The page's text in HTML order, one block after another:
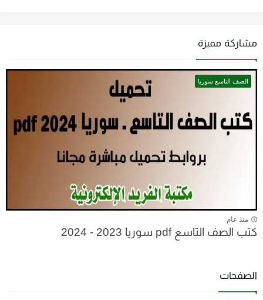
مشاركة مميزة
الصف التاسع سوريا
منذ عام
كتب الصف التاسع pdf سوريا 2023 - 2024
الصفحات